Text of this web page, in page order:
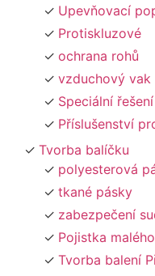
Upevňovací
Protiskluzové
ochrana rohů
vzduchový vak
Speciální řešení
Příslušenství
Tvorba balíčku
polyesterová
tkané pásky
zabezpečení
Pojistka
Tvorba balení